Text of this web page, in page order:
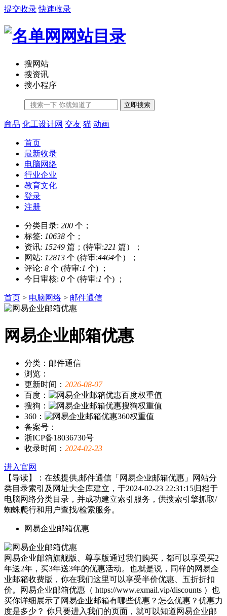
提交收录 快速收录
搜网站
搜资讯
搜小程序
立即搜索
商品 化工设计网 交友 猫 动画
首页
最新收录
电脑网络
行业企业
教育文化
登录
注册
分类目录: 200 个；
标签: 10638 个；
资讯: 15249 篇；(待审:221 篇）；
网站: 12813 个 (待审:4464个）；
评论: 8 个 (待审:1 个) ；
今日审核: 0 个 (待审:1 个) ；
首页 > 电脑网络 > 邮件通信
网易企业邮箱优惠
分类：邮件通信
浏览：
更新时间： 2026-08-07
百度：
搜狗：
360：
备案号：
浙ICP备18036730号
收录时间： 2024-02-23
进入官网
【导读】：在线提供,邮件通信「网易企业邮箱优惠」网站分
类目录索引及网址大全库建立，于2024-02-23 22:31:15归档于
电脑网络分类目录，并成功建立索引服务，供搜索引擎抓取/
蜘蛛爬行和用户查找/检索服务。
网易企业邮箱优惠
网易企业邮箱旗舰版、尊享版通过我们购买，都可以享受买2
年送2年，买3年送3年的优惠活动。也就是说，同样的网易企
业邮箱收费版，你在我们这里可以享受半价优惠、五折折扣
价。网易企业邮箱优惠（ https://www.exmail.vip/discounts ）也
买你详细展示了网易企业邮箱有哪些优惠？怎么优惠？优惠力
度是多少？ 你只要进入我们的页面，就可以知道网易企业邮